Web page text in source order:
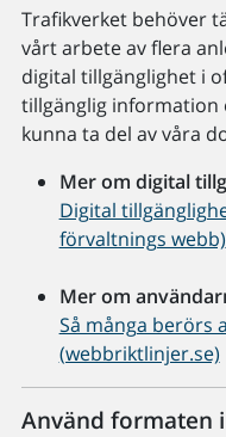
Trafikverket behöver
vårt arbete av flera
digital tillgänglighet i
tillgänglig information
kunna ta del av våra
Mer om digital
Digital
förvaltnings webb)
Mer om
Så många berörs
(webbriktlinjer.se)
Använd formaten